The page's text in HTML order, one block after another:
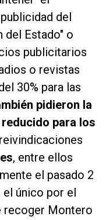
del
del Estado" o
publicitarios
o revistas
30% para las
pidieron la
para los
, entre ellos
el pasado 2
el único por el
recoger Montero